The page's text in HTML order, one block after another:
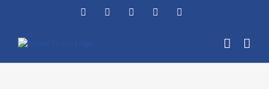
FacebookInstagramYouTubeFlickr